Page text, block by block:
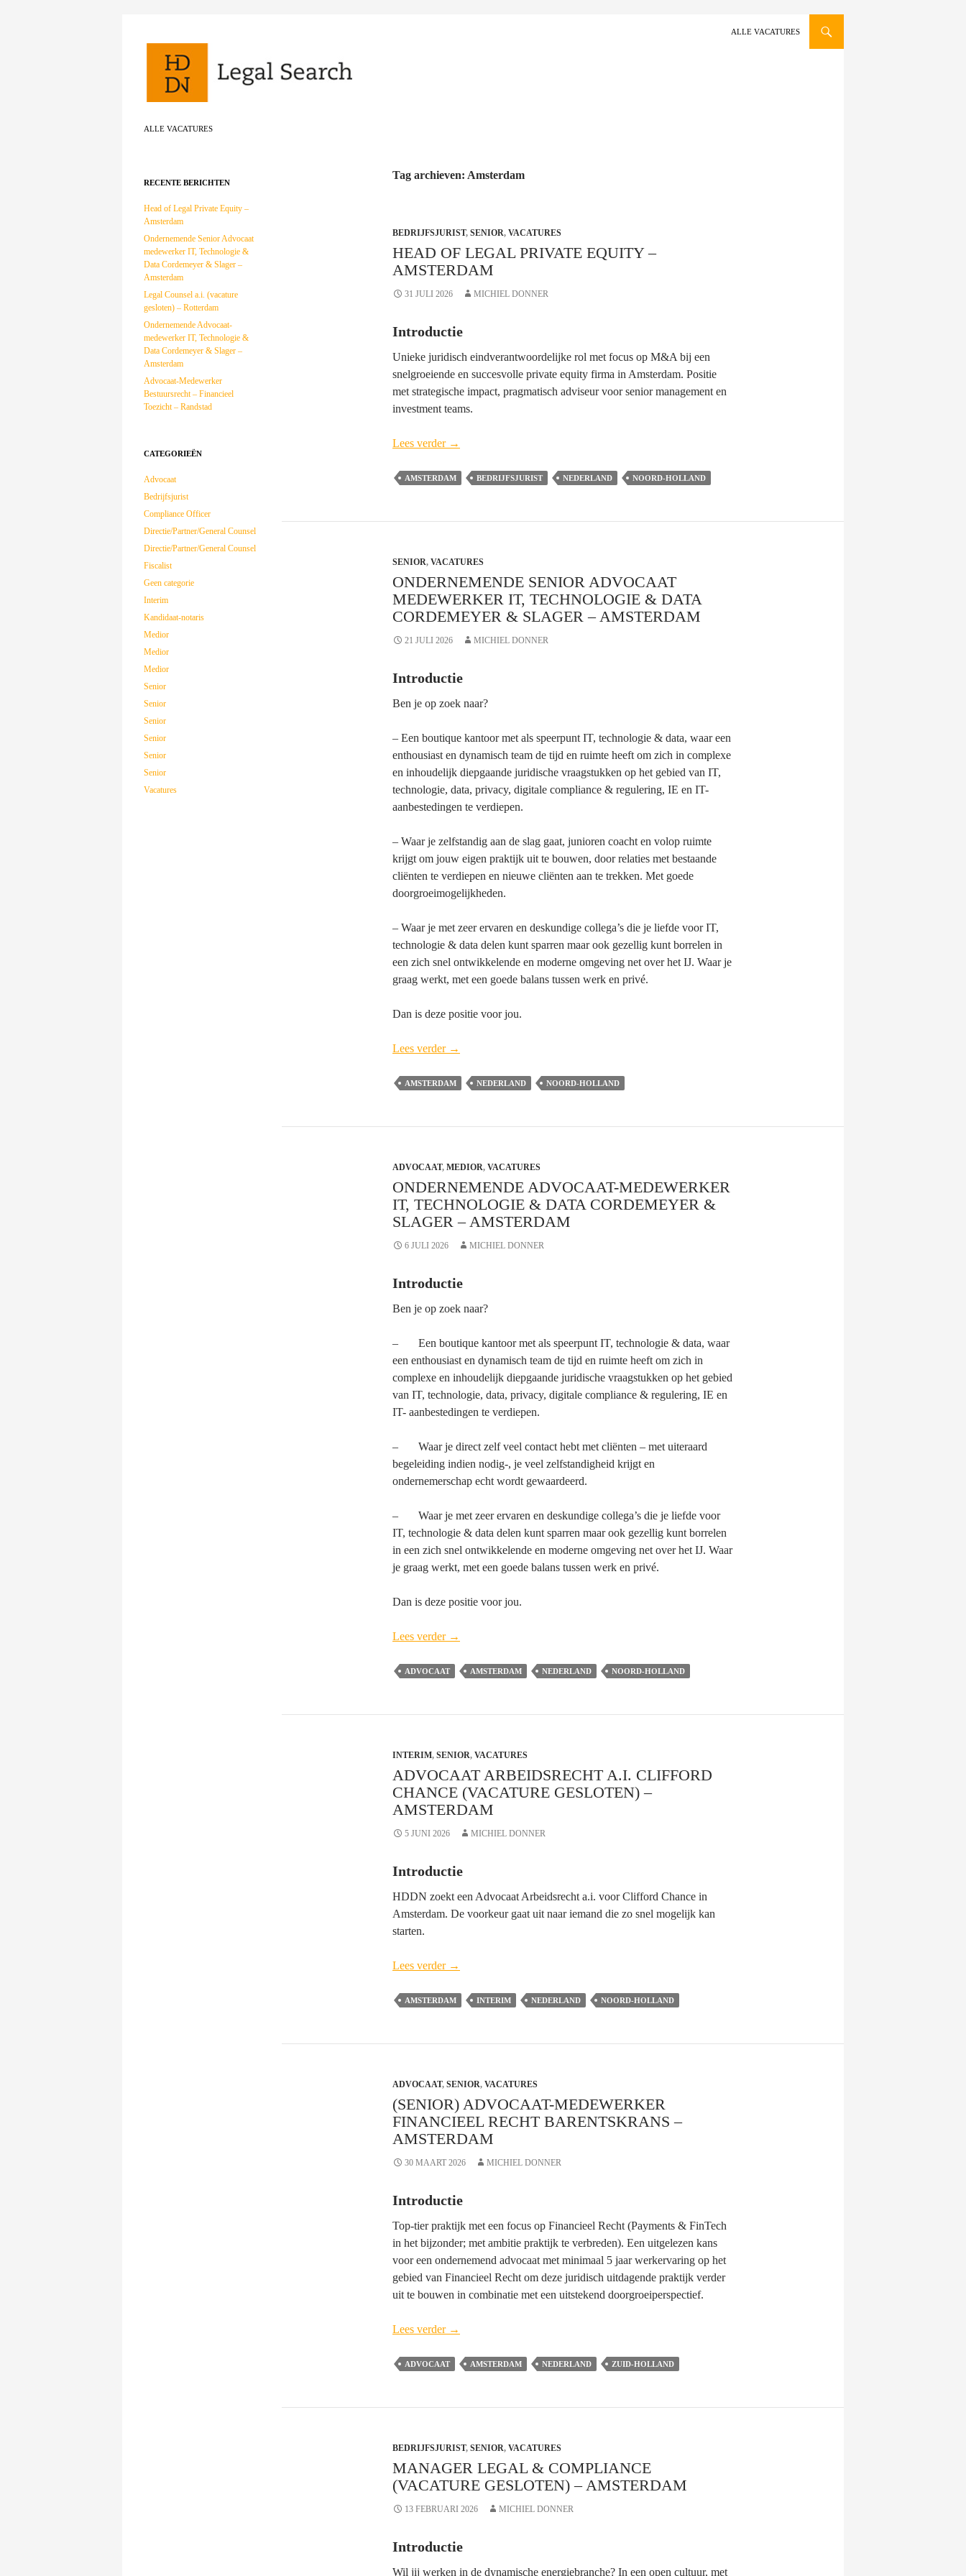
ALLE VACATURES
Tag archieven: Amsterdam
BEDRIJFSJURIST, SENIOR, VACATURES
HEAD OF LEGAL PRIVATE EQUITY –
AMSTERDAM
31 JULI 2026 MICHIEL DONNER
Introductie
Unieke juridisch eindverantwoordelijke rol met focus op M&A bij een
snelgroeiende en succesvolle private equity firma in Amsterdam. Positie
met strategische impact, pragmatisch adviseur voor senior management en
investment teams.
Lees verder Head
Legal
→
AMSTERDAM BEDRIJFSJURIST NEDERLAND NOORD-HOLLAND
SENIOR, VACATURES
ONDERNEMENDE SENIOR ADVOCAAT
MEDEWERKER IT, TECHNOLOGIE & DATA
CORDEMEYER & SLAGER – AMSTERDAM
21 JULI 2026 MICHIEL DONNER
Introductie
Ben je op zoek naar?
– Een boutique kantoor met als speerpunt IT, technologie & data, waar een
enthousiast en dynamisch team de tijd en ruimte heeft om zich in complexe
en inhoudelijk diepgaande juridische vraagstukken op het gebied van IT,
technologie, data, privacy, digitale compliance & regulering, IE en IT-
aanbestedingen te verdiepen.
– Waar je zelfstandig aan de slag gaat, junioren coacht en volop ruimte
krijgt om jouw eigen praktijk uit te bouwen, door relaties met bestaande
cliënten te verdiepen en nieuwe cliënten aan te trekken. Met goede
doorgroeimogelijkheden.
– Waar je met zeer ervaren en deskundige collega’s die je liefde voor IT,
technologie & data delen kunt sparren maar ook gezellig kunt borrelen in
een zich snel ontwikkelende en moderne omgeving net over het IJ. Waar je
graag werkt, met een goede balans tussen werk en privé.
Dan is deze positie voor jou.
Lees verder Ondernemende
Advocaat
Data
Cordemeyer
&
Slager
→
AMSTERDAM NEDERLAND NOORD-HOLLAND
ADVOCAAT, MEDIOR, VACATURES
ONDERNEMENDE ADVOCAAT-MEDEWERKER
IT, TECHNOLOGIE & DATA CORDEMEYER &
SLAGER – AMSTERDAM
6 JULI 2026 MICHIEL DONNER
Introductie
Ben je op zoek naar?
– Een boutique kantoor met als speerpunt IT, technologie & data, waar
een enthousiast en dynamisch team de tijd en ruimte heeft om zich in
complexe en inhoudelijk diepgaande juridische vraagstukken op het gebied
van IT, technologie, data, privacy, digitale compliance & regulering, IE en
IT- aanbestedingen te verdiepen.
– Waar je direct zelf veel contact hebt met cliënten – met uiteraard
begeleiding indien nodig-, je veel zelfstandigheid krijgt en
ondernemerschap echt wordt gewaardeerd.
– Waar je met zeer ervaren en deskundige collega’s die je liefde voor
IT, technologie & data delen kunt sparren maar ook gezellig kunt borrelen
in een zich snel ontwikkelende en moderne omgeving net over het IJ. Waar
je graag werkt, met een goede balans tussen werk en privé.
Dan is deze positie voor jou.
Lees verder Ondernemende
medewerker
Cordemeyer
&
Slager
–
→
ADVOCAAT AMSTERDAM NEDERLAND NOORD-HOLLAND
INTERIM, SENIOR, VACATURES
ADVOCAAT ARBEIDSRECHT A.I. CLIFFORD
CHANCE (VACATURE GESLOTEN) –
AMSTERDAM
5 JUNI 2026 MICHIEL DONNER
Introductie
HDDN zoekt een Advocaat Arbeidsrecht a.i. voor Clifford Chance in
Amsterdam. De voorkeur gaat uit naar iemand die zo snel mogelijk kan
starten.
Lees verder Advocaat
a.i.
–
Amsterdam
→
AMSTERDAM INTERIM NEDERLAND NOORD-HOLLAND
ADVOCAAT, SENIOR, VACATURES
(SENIOR) ADVOCAAT-MEDEWERKER
FINANCIEEL RECHT BARENTSKRANS –
AMSTERDAM
30 MAART 2026 MICHIEL DONNER
Introductie
Top-tier praktijk met een focus op Financieel Recht (Payments & FinTech
in het bijzonder; met ambitie praktijk te verbreden). Een uitgelezen kans
voor een ondernemend advocaat met minimaal 5 jaar werkervaring op het
gebied van Financieel Recht om deze juridisch uitdagende praktijk verder
uit te bouwen in combinatie met een uitstekend doorgroeiperspectief.
Lees verder (Senior)
medewerker
Amsterdam
→
ADVOCAAT AMSTERDAM NEDERLAND ZUID-HOLLAND
BEDRIJFSJURIST, SENIOR, VACATURES
MANAGER LEGAL & COMPLIANCE
(VACATURE GESLOTEN) – AMSTERDAM
13 FEBRUARI 2026 MICHIEL DONNER
Introductie
Wil jij werken in de dynamische energiebranche? In een open cultuur, met
ALLE VACATURES
RECENTE BERICHTEN
Head of Legal Private Equity –
Amsterdam
Ondernemende Senior Advocaat
medewerker IT, Technologie &
Data Cordemeyer & Slager –
Amsterdam
Legal Counsel a.i. (vacature
gesloten) – Rotterdam
Ondernemende Advocaat-
medewerker IT, Technologie &
Data Cordemeyer & Slager –
Amsterdam
Advocaat-Medewerker
Bestuursrecht – Financieel
Toezicht – Randstad
CATEGORIEËN
Advocaat
Bedrijfsjurist
Compliance Officer
Directie/Partner/General Counsel
Directie/Partner/General Counsel
Fiscalist
Geen categorie
Interim
Kandidaat-notaris
Medior
Medior
Medior
Senior
Senior
Senior
Senior
Senior
Senior
Vacatures